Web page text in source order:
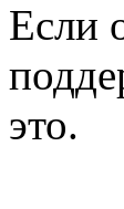
Если
это.